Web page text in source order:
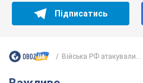
Підписатись
Війська РФ атакували...